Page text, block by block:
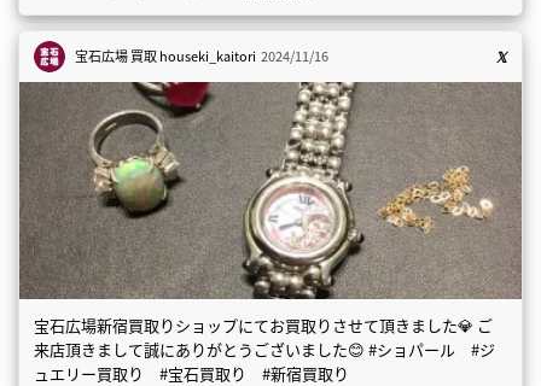
宝石広場 買取houseki_kaitori 2024/11/16
宝石広場新宿買取りショップにてお買取りさせて頂きました💎 ご
来店頂きまして誠にありがとうございました😊 #ショパール #ジ
ュエリー買取り #宝石買取り #新宿買取り